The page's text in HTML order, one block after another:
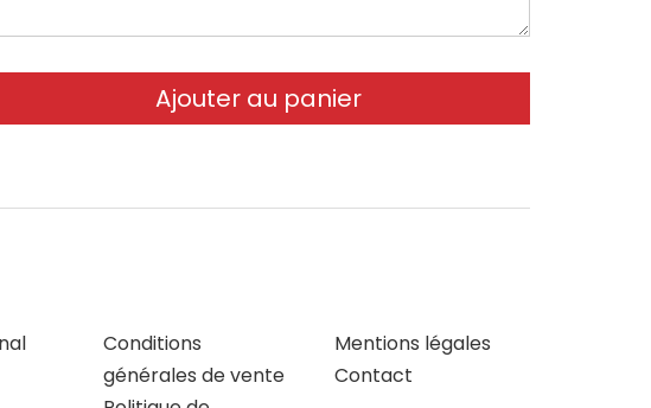
Conditions
générales de vente
Mentions légales
Contact